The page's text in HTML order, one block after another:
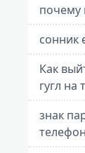
почему
сонник
Как
гугл на
знак